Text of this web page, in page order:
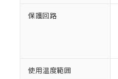
保護回路
使用温度範囲